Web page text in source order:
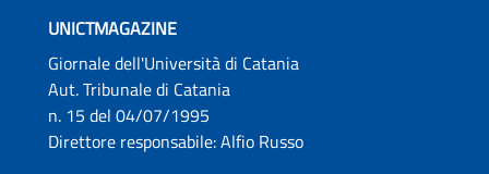
UNICTMAGAZINE
Giornale dell'Università di Catania
Aut. Tribunale di Catania
n. 15 del 04/07/1995
Direttore responsabile: Alfio Russo